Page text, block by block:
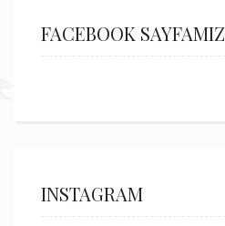
FACEBOOK SAYFAMIZ
INSTAGRAM